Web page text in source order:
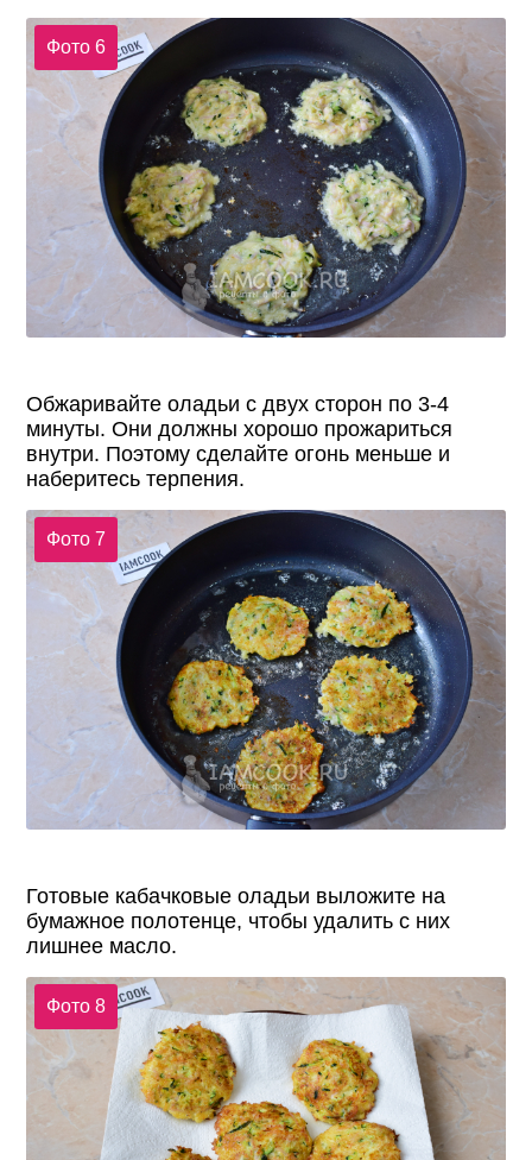
Фото 6
Обжаривайте оладьи с двух сторон по 3-4
минуты. Они должны хорошо прожариться
внутри. Поэтому сделайте огонь меньше и
наберитесь терпения.
Фото 7
Готовые кабачковые оладьи выложите на
бумажное полотенце, чтобы удалить с них
лишнее масло.
Фото 8